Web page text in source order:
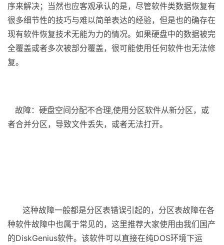
序来解决；当然也应客观承认的是，尽管软件类数据恢复有
很多细节性的技巧与难以简单表达的经验，但是也的确存在
现有软件恢复技术无能为力的情况。如果硬盘中的数据被完
全覆盖或者多次被部分覆盖，很可能使用任何软件也无法修
复。
故障：硬盘空间分配不合理,使用分区软件从新分区，或
者合并分区，导致文件丢失，或者无法打开。
这种故障一般都是分区表错误引起的，分区表故障在各
种软件故障中也属于常见的，这里推荐大家使用由我们国产
的DiskGenius软件。该软件可以直接在纯DOS环境下运